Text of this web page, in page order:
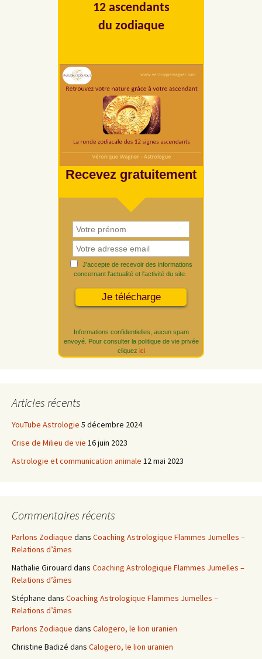
12 ascendants
du zodiaque
Recevez gratuitement
J'accepte de recevoir des informations
concernant l'actualité et l'activité du site.
Informations confidentielles, aucun spam
envoyé. Pour consulter la politique de vie privée
cliquez ici
Articles récents
YouTube Astrologie 5 décembre 2024
Crise de Milieu de vie 16 juin 2023
Astrologie et communication animale 12 mai 2023
Commentaires récents
Parlons Zodiaque dans Coaching Astrologique Flammes Jumelles –
Relations d’âmes
Nathalie Girouard dans Coaching Astrologique Flammes Jumelles –
Relations d’âmes
Stéphane dans Coaching Astrologique Flammes Jumelles –
Relations d’âmes
Parlons Zodiaque dans Calogero, le lion uranien
Christine Badizé dans Calogero, le lion uranien